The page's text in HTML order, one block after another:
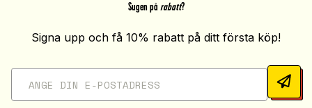
Sugen på rabatt?
Signa upp och få 10% rabatt på ditt första köp!